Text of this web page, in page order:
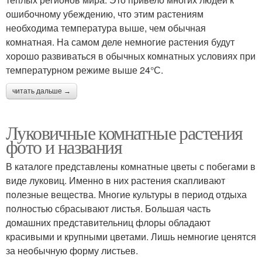
ошибочному убеждению, что этим растениям
необходима температура выше, чем обычная
комнатная. На самом деле немногие растения будут
хорошо развиваться в обычных комнатных условиях при
температурном режиме выше 24°С.
читать дальше →
Луковичные комнатные растения
фото и названия
В каталоге представлены комнатные цветы с побегами в
виде луковиц. Именно в них растения скапливают
полезные вещества. Многие культуры в период отдыха
полностью сбрасывают листья. Большая часть
домашних представительниц флоры обладают
красивыми и крупными цветами. Лишь немногие ценятся
за необычную форму листьев.